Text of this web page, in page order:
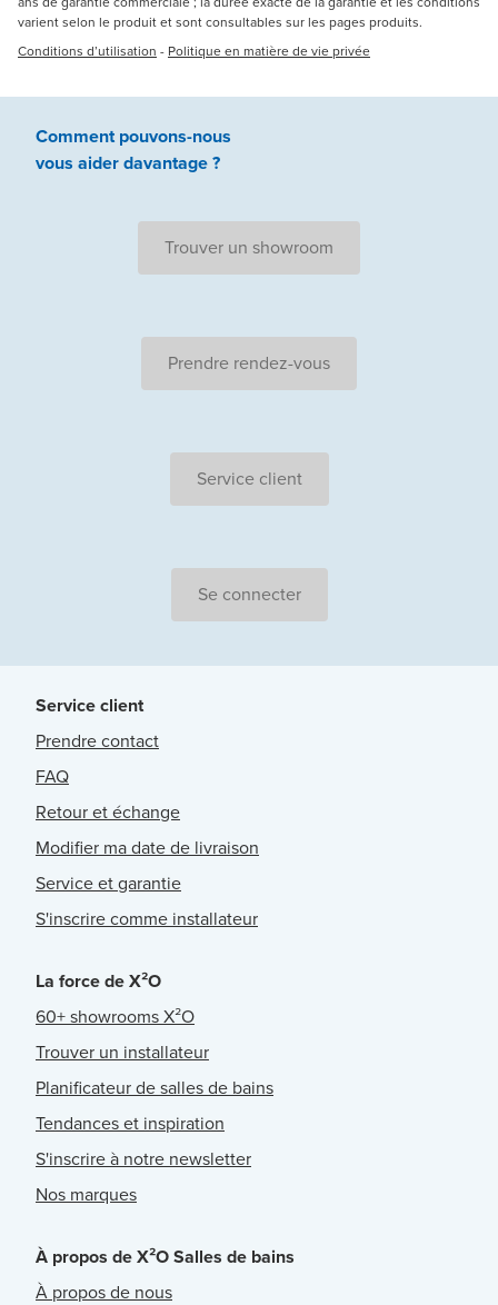
varient selon le produit et sont consultables sur les pages produits.
Conditions d’utilisation - Politique en matière de vie privée
Comment pouvons-nous
vous aiderdavantage ?
Trouver un showroom
Prendre rendez-vous
Service client
Se connecter
Service client
Prendre contact
FAQ
Retour et échange
Modifier ma date de livraison
Service et garantie
S'inscrire comme installateur
La force de X²O
60+ showrooms X²O
Trouver un installateur
Planificateur de salles de bains
Tendances et inspiration
S'inscrire à notre newsletter
Nos marques
À propos de X²O Salles de bains
À propos de nous